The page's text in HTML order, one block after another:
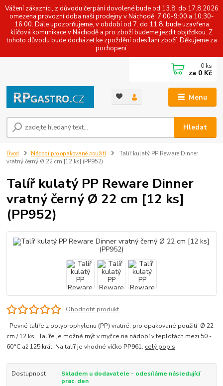
Vážení zákazníci, z důvodu čerpání dovolené bude od 13.8. do 17.8.2026
omezena provozní doba naší prodejny v Náchodě: 7:00-9:00 a 10:30-
16:00. Dále upozorňujeme, v období od 7. do 11.8. bude uzavřena
klíčová komunikace v Náchodě a pro zboží budeme jezdit objížďkou. Z
tohoto důvodu bude docházet ke zpoždění odesílání zboží. Děkujeme za
pochopení.
Menu
Hledat
0 ks
za 0 Kč
Úvod Nádobí pro opakované použití
Talíř kulatý PP Reware Dinner
vratný černý Ø 22 cm [12 ks] (PP952)
Talíř kulatý PP Reware Dinner
vratný černý Ø 22 cm [12 ks]
(PP952)
Ohodnotit produkt
Pevné talíře z polyprophylenu (PP) vratné, pro opakované použití Ø 22
cm / 12 ks. Talíře je možné mýt v myčce na nádobí v teplotách mezi 50 -
60°C až 125 krát. Na talíř je vhodné víčko PP961. celý popis
Dostupnost
Skladem u dodavatele - odesíláme následující
prac. den